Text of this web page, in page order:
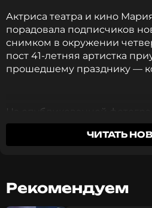
Актриса театра и кино
порадовала подписчиков
снимком в окружении
пост 41-летняя артистка
прошедшему празднику —
На опубликованной
зеленом лугу, Кожевникова
сыновьями Иваном (2014
камеры. Еще одним героем
коллега Марии
ЧИТАТЬ
Рекомендуем